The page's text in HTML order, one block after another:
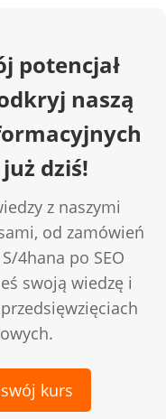
potencjał
naszą
dziś!
z naszymi
od zamówień
4hana po SEO
swoją wiedzę i
kurs